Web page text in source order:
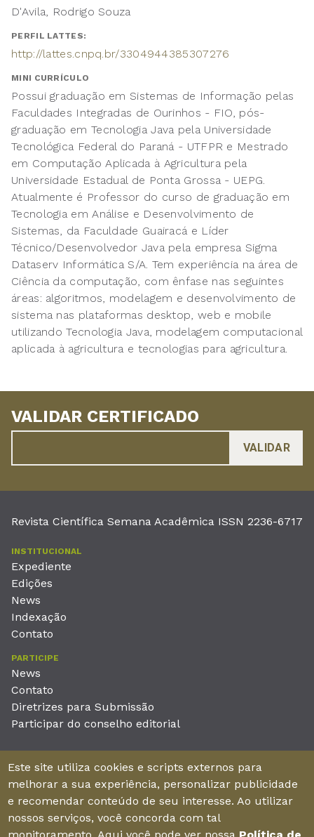
D'Avila, Rodrigo Souza
PERFIL LATTES:
http://lattes.cnpq.br/3304944385307276
MINI CURRÍCULO
Possui graduação em Sistemas de Informação pelas
Faculdades Integradas de Ourinhos - FIO, pós-
graduação em Tecnologia Java pela Universidade
Tecnológica Federal do Paraná - UTFPR e Mestrado
em Computação Aplicada à Agricultura pela
Universidade Estadual de Ponta Grossa - UEPG.
Atualmente é Professor do curso de graduação em
Tecnologia em Análise e Desenvolvimento de
Sistemas, da Faculdade Guairacá e Líder
Técnico/Desenvolvedor Java pela empresa Sigma
Dataserv Informática S/A. Tem experiência na área de
Ciência da computação, com ênfase nas seguintes
áreas: algoritmos, modelagem e desenvolvimento de
sistema nas plataformas desktop, web e mobile
utilizando Tecnologia Java, modelagem computacional
aplicada à agricultura e tecnologias para agricultura.
VALIDAR CERTIFICADO
Revista Científica Semana Acadêmica ISSN 2236-6717
INSTITUCIONAL
Expediente
Edições
News
Indexação
Contato
PARTICIPE
News
Contato
Diretrizes para Submissão
Participar do conselho editorial
Unieducar Inteligência Educacional Ltda
CNPJ: 05.569.970/0001-26
Av. Desembargador Moreira, No. 2001 – 11º andar - Bairro
Aldeota
Este site utiliza cookies e scripts externos para
melhorar a sua experiência, personalizar publicidade
e recomendar conteúdo de seu interesse. Ao utilizar
nossos serviços, você concorda com tal